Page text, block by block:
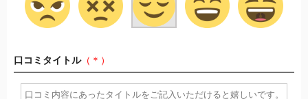
口コミタイトル（＊）